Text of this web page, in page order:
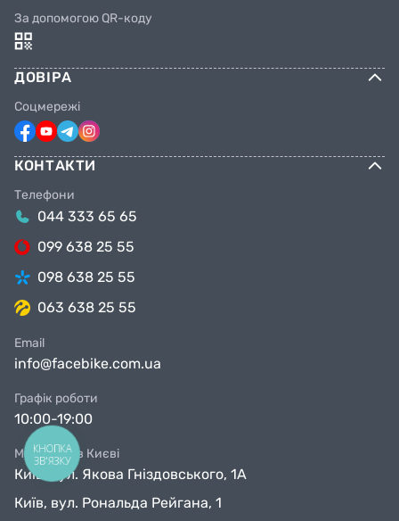
За допомогою QR-коду
ДОВІРА
Соцмережі
КОНТАКТИ
Телефони
044 333 65 65
099 638 25 55
098 638 25 55
063 638 25 55
Email
info@facebike.com.ua
Графік роботи
10:00-19:00
Магазини в Києві
Київ, вул. Якова Гніздовського, 1А
Київ, вул. Рональда Рейгана, 1
КНОПКА
ЗВ'ЯЗКУ